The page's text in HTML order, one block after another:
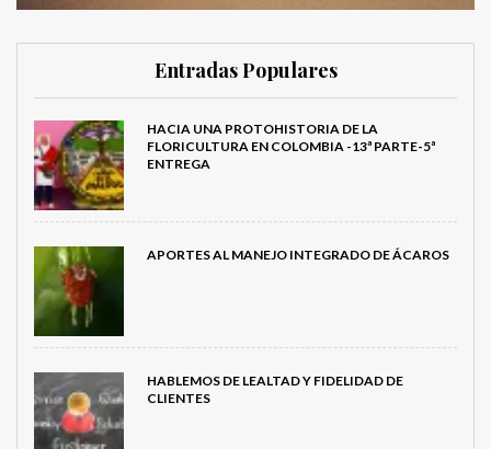
Entradas Populares
HACIA UNA PROTOHISTORIA DE LA
FLORICULTURA EN COLOMBIA -13ª PARTE-5ª
ENTREGA
APORTES AL MANEJO INTEGRADO DE ÁCAROS
HABLEMOS DE LEALTAD Y FIDELIDAD DE
CLIENTES